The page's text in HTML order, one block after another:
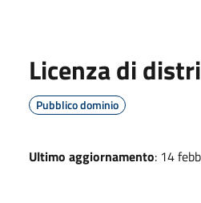
Licenza di
Pubblico dominio
Ultimo aggiornamento: 14